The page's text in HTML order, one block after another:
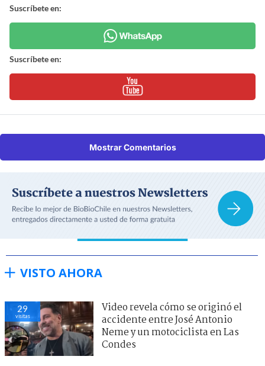
Suscríbete en:
Suscríbete en:
Mostrar Comentarios
VISTO AHORA
29
visitas
Video revela cómo se originó el
accidente entre José Antonio
Neme y un motociclista en Las
Condes